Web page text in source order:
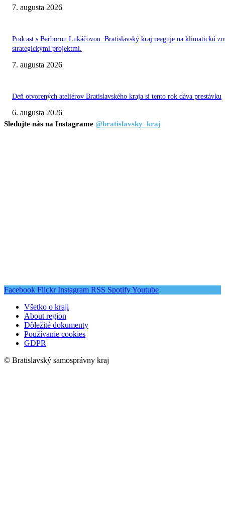
7. augusta 2026
Podcast s Barborou Lukáčovou: Bratislavský kraj reaguje na klimatickú
strategickými projektmi.
7. augusta 2026
Deň otvorených ateliérov Bratislavského kraja si tento rok dáva prestávku
6. augusta 2026
Sledujte nás na Instagrame @bratislavsky_kraj
Facebook Flickr Instagram RSS SpotifyYoutube
Všetko o kraji
About region
Dôležité dokumenty
Používanie cookies
GDPR
© Bratislavský samosprávny kraj